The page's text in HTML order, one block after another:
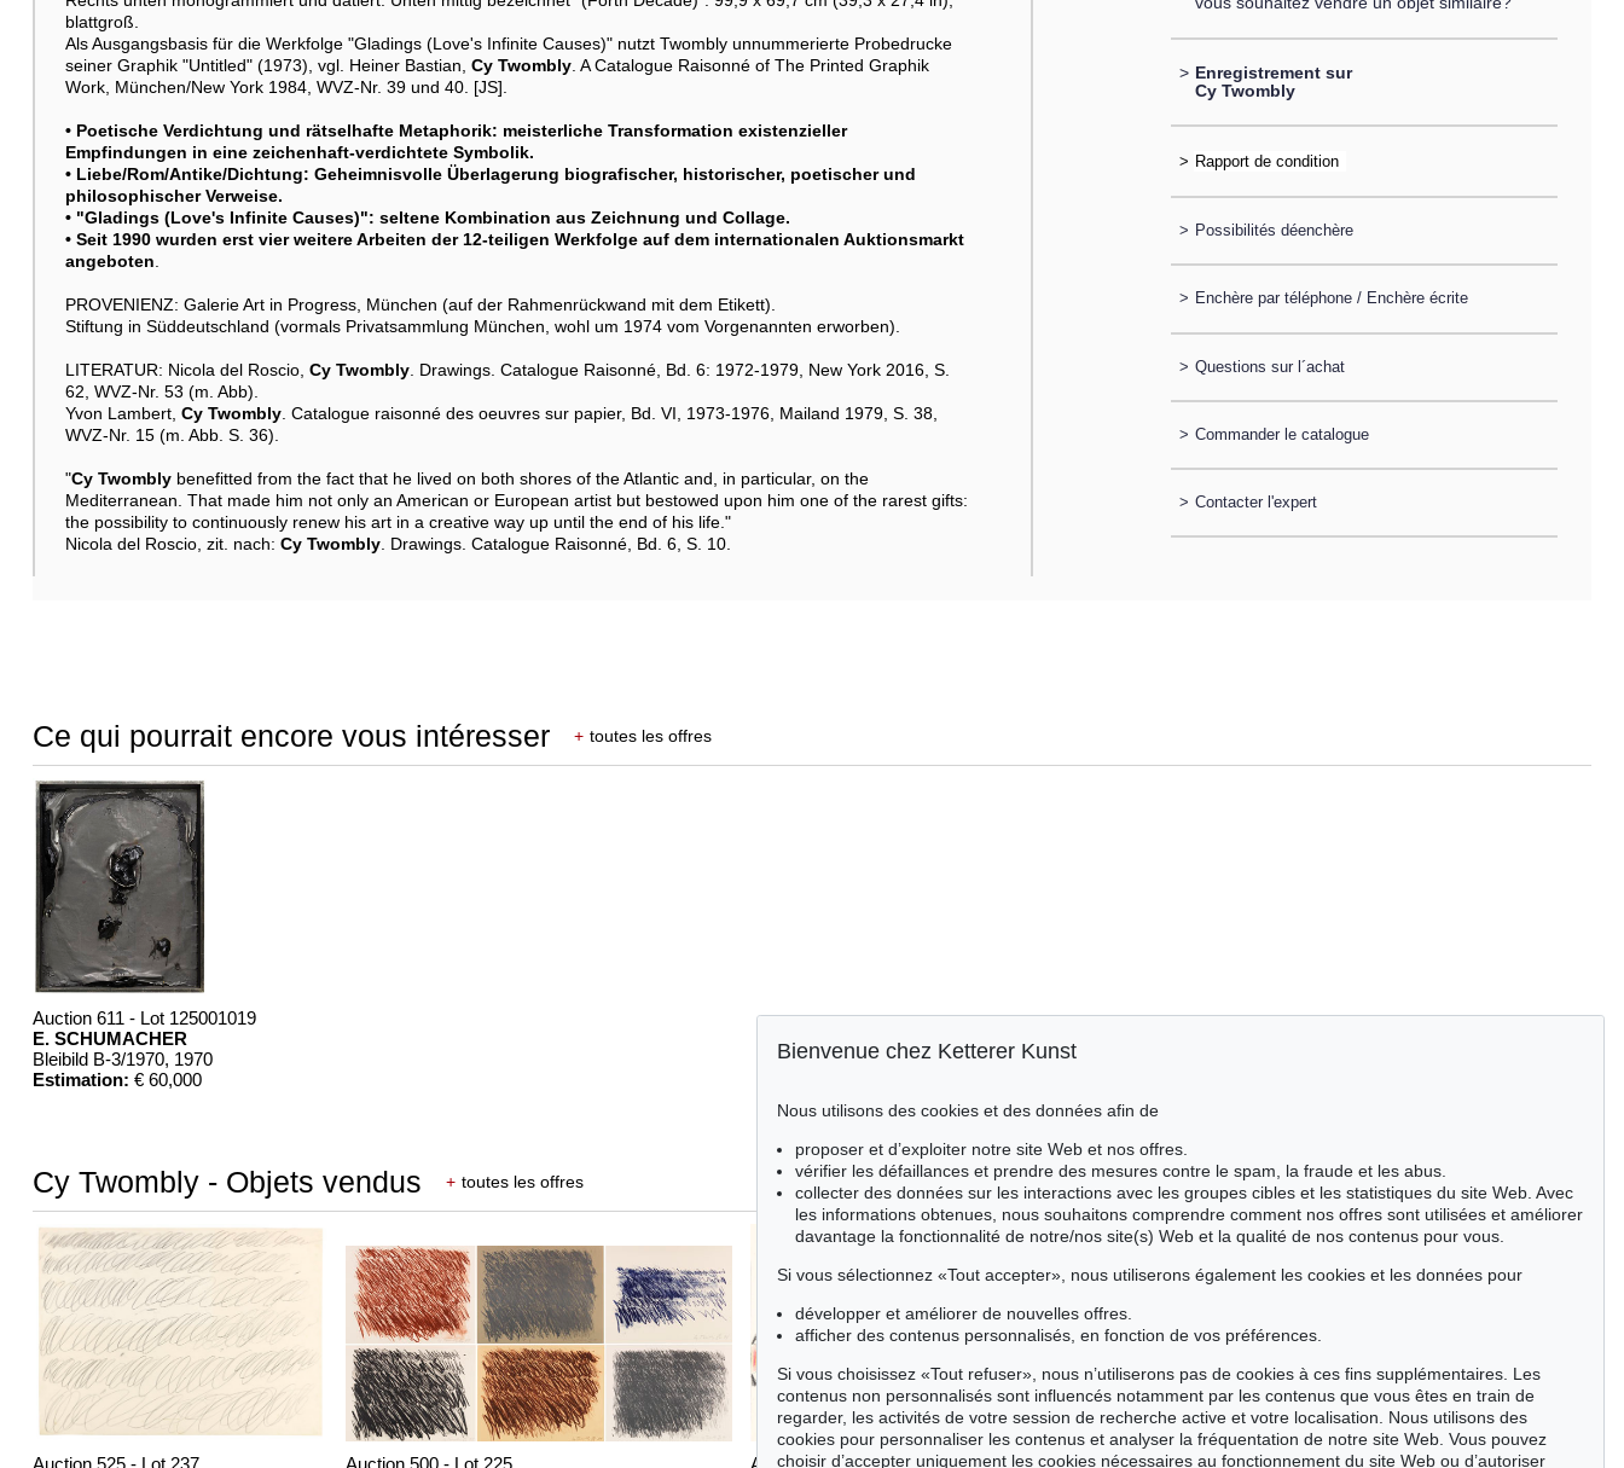
blattgroß.
Als Ausgangsbasis für die Werkfolge "Gladings (Love's Infinite Causes)" nutzt Twombly unnummerierte Probedrucke
seiner Graphik "Untitled" (1973), vgl. Heiner Bastian, Cy Twombly. A Catalogue Raisonné of The Printed Graphik
Work, München/New York 1984, WVZ-Nr. 39 und 40. [JS].
• Poetische Verdichtung und rätselhafte Metaphorik: meisterliche Transformation existenzieller
Empfindungen in eine zeichenhaft-verdichtete Symbolik.
• Liebe/Rom/Antike/Dichtung: Geheimnisvolle Überlagerung biografischer, historischer, poetischer und
philosophischer Verweise.
• "Gladings (Love's Infinite Causes)": seltene Kombination aus Zeichnung und Collage.
• Seit 1990 wurden erst vier weitere Arbeiten der 12-teiligen Werkfolge auf dem internationalen Auktionsmarkt
angeboten
PROVENIENZ: Galerie Art in Progress, München (auf der Rahmenrückwand mit dem Etikett).
Stiftung in Süddeutschland (vormals Privatsammlung München, wohl um 1974 vom Vorgenannten erworben).
LITERATUR: Nicola del Roscio, Cy Twombly. Drawings. Catalogue Raisonné, Bd. 6: 1972-1979, New York 2016, S.
62, WVZ-Nr. 53 (m. Abb).
Yvon Lambert, Cy Twombly. Catalogue raisonné des oeuvres sur papier, Bd. VI, 1973-1976, Mailand 1979, S. 38,
WVZ-Nr. 15 (m. Abb. S. 36).
"Cy Twomblybenefitted from the fact that he lived on both shores of the Atlantic and, in particular, on the
Mediterranean. That made him not only an American or European artist but bestowed upon him one of the rarest gifts:
the possibility to continuously renew his art in a creative way up until the end of his life."
Nicola del Roscio, zit. nach: Cy Twombly. Drawings. Catalogue Raisonné, Bd. 6, S. 10.
> Enregistrement sur
Cy Twombly
>
> Possibilités déenchère
> Enchère par téléphone / Enchère écrite
> Questions sur l´achat
> Commander le catalogue
> Contacter l'expert
Ce qui pourrait encore vous intéresser + toutes les offres
Auction 611 - Lot 125001019
E. SCHUMACHER
Bleibild B-3/1970, 1970
Estimation: € 60,000
Cy Twombly - Objets vendus + toutes les offres
Auction 525 - Lot 237 Auction 500 - Lot 225 Auction 489 - Lot 138 Auction 489 - Lot 137 Auction 600 - Lot 38
Bienvenue chez Ketterer Kunst
Nous utilisons des cookies et des données afin de
proposer et d’exploiter notre site Web et nos offres.
vérifier les défaillances et prendre des mesures contre le spam, la fraude et les abus.
collecter des données sur les interactions avec les groupes cibles et les statistiques du site Web. Avec
les informations obtenues, nous souhaitons comprendre comment nos offres sont utilisées et améliorer
davantage la fonctionnalité de notre/nos site(s) Web et la qualité de nos contenus pour vous.
Si vous sélectionnez «Tout accepter», nous utiliserons également les cookies et les données pour
développer et améliorer de nouvelles offres.
afficher des contenus personnalisés, en fonction de vos préférences.
Si vous choisissez «Tout refuser», nous n’utiliserons pas de cookies à ces fins supplémentaires. Les
contenus non personnalisés sont influencés notamment par les contenus que vous êtes en train de
regarder, les activités de votre session de recherche active et votre localisation. Nous utilisons des
cookies pour personnaliser les contenus et analyser la fréquentation de notre site Web. Vous pouvez
choisir d’accepter uniquement les cookies nécessaires au fonctionnement du site Web ou d’autoriser